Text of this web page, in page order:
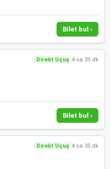
Bilet bul ›
Direkt Uçuş 4 sa 35 dk
Bilet bul ›
Direkt Uçuş 4 sa 35 dk